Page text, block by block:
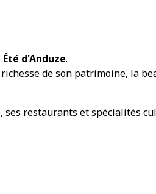
d'Anduze.
de son patrimoine, la
ses restaurants et spécialités